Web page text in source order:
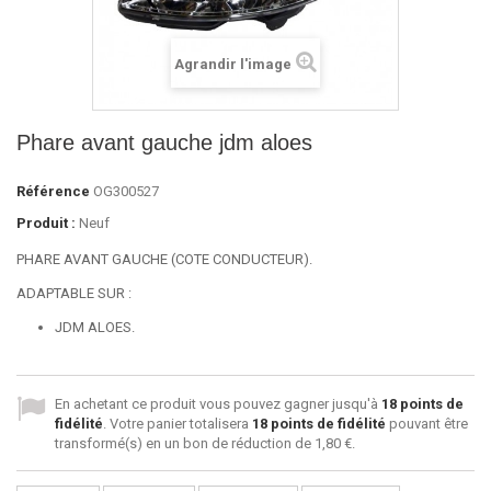
Agrandir l'image
Phare avant gauche jdm aloes
Référence OG300527
Produit : Neuf
PHARE AVANT GAUCHE (COTE CONDUCTEUR).
ADAPTABLE SUR :
JDM ALOES.
En achetant ce produit vous pouvez gagner jusqu'à 18 points de
fidélité. Votre panier totalisera 18 points de fidélité pouvant être
transformé(s) en un bon de réduction de 1,80 €.